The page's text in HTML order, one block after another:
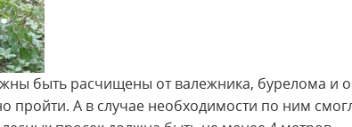
быть расчищены от валежника, бурелома и
пройти. А в случае необходимости по ним